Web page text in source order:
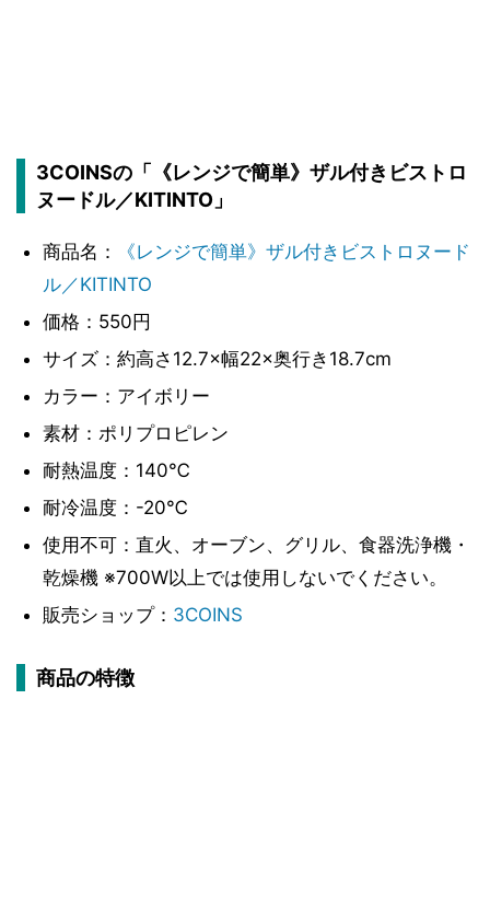
3COINSの「《レンジで簡単》ザル付きビストロ
ヌードル／KITINTO」
商品名：
《レンジで簡単》ザル付きビストロヌード
ル／KITINTO
価格：550円
サイズ：約高さ12.7×幅22×奥行き18.7cm
カラー：アイボリー
素材：ポリプロピレン
耐熱温度：140℃
耐冷温度：-20℃
使用不可：直火、オーブン、グリル、食器洗浄機・
乾燥機 ※700W以上では使用しないでください。
販売ショップ： 3COINS
商品の特徴